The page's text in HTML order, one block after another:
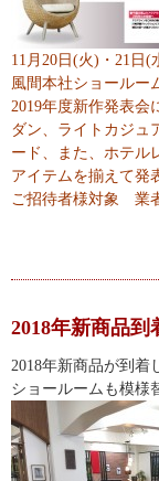
11月20日(火)・21日(
風間本社ショールー
2019年度新作発表会
ダン、ライトカジュ
ード、また、ホテル
アイテムを揃えて発
ご招待者様対象 業
2018年新商品到
2018年新商品が到着
ショールームも模様